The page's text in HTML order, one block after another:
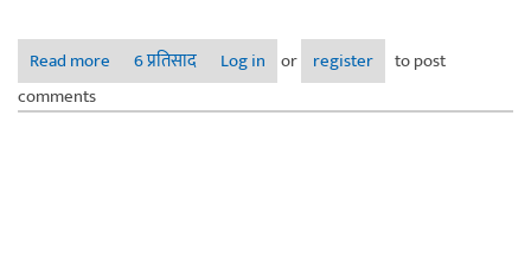
Read more about काव्य प्रकार :- त्रिवेणी
6 प्रतिसाद Log in or register
to post
comments